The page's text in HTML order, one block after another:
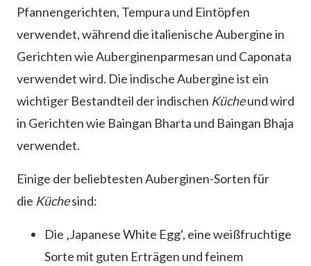
Pfannengerichten, Tempura und Eintöpfen
verwendet, während die italienische Aubergine in
Gerichten wie Auberginenparmesan und Caponata
verwendet wird. Die indische Aubergine ist ein
wichtiger Bestandteil der indischen Kücheund wird
in Gerichten wie Baingan Bharta und Baingan Bhaja
verwendet.
Einige der beliebtesten Auberginen-Sorten für
die Küchesind:
Die ‚Japanese White Egg‘, eine weißfruchtige
Sorte mit guten Erträgen und feinem